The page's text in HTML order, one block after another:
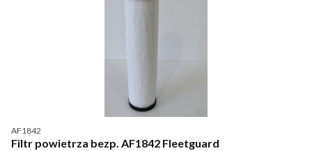
Kod produktu
AF1842
Filtr powietrza bezp. AF1842 Fleetguard